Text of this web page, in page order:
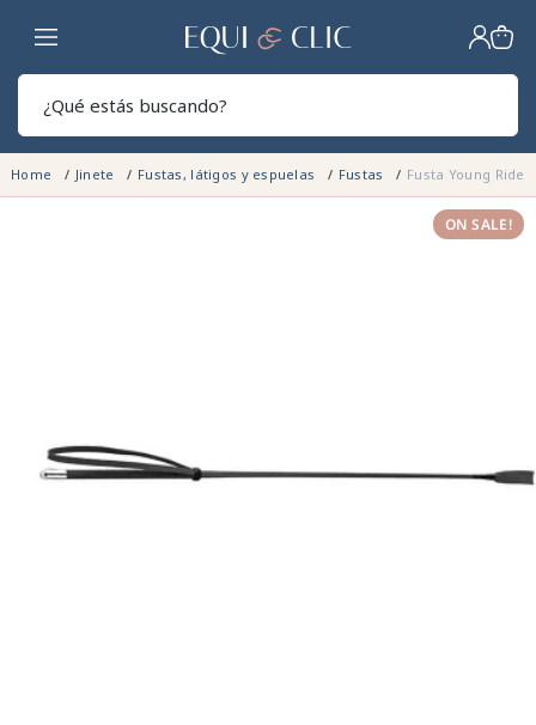
Hogar
Home Jinete Fustas, látigos y espuelas Fustas Fusta Young
ON SALE!